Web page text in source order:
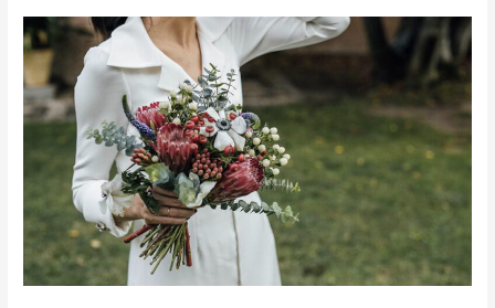
Ramos
a
todo
color,
las
bodas
de